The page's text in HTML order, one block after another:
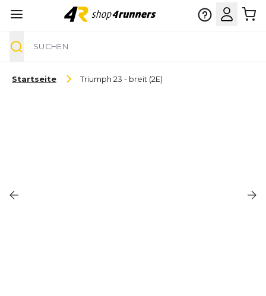
Startseite Triumph 23 - breit (2E)